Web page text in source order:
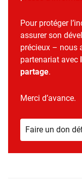
Pour protéger
assurer son
précieux – nous
partenariat avec
partage.
Merci d’avance.
Faire un don